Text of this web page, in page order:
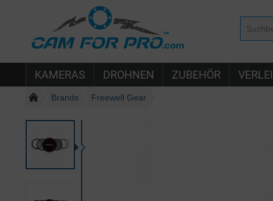
KAMERAS DROHNEN ZUBEHÖR
Brands Freewell Gear